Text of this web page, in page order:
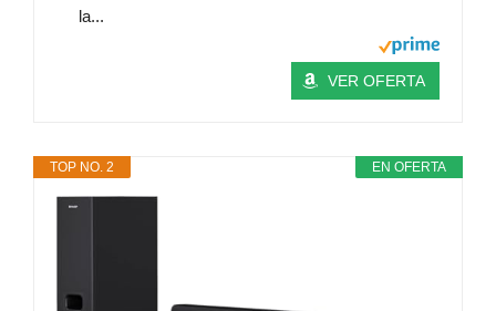
la...
VER OFERTA
EN OFERTA
TOP NO. 2